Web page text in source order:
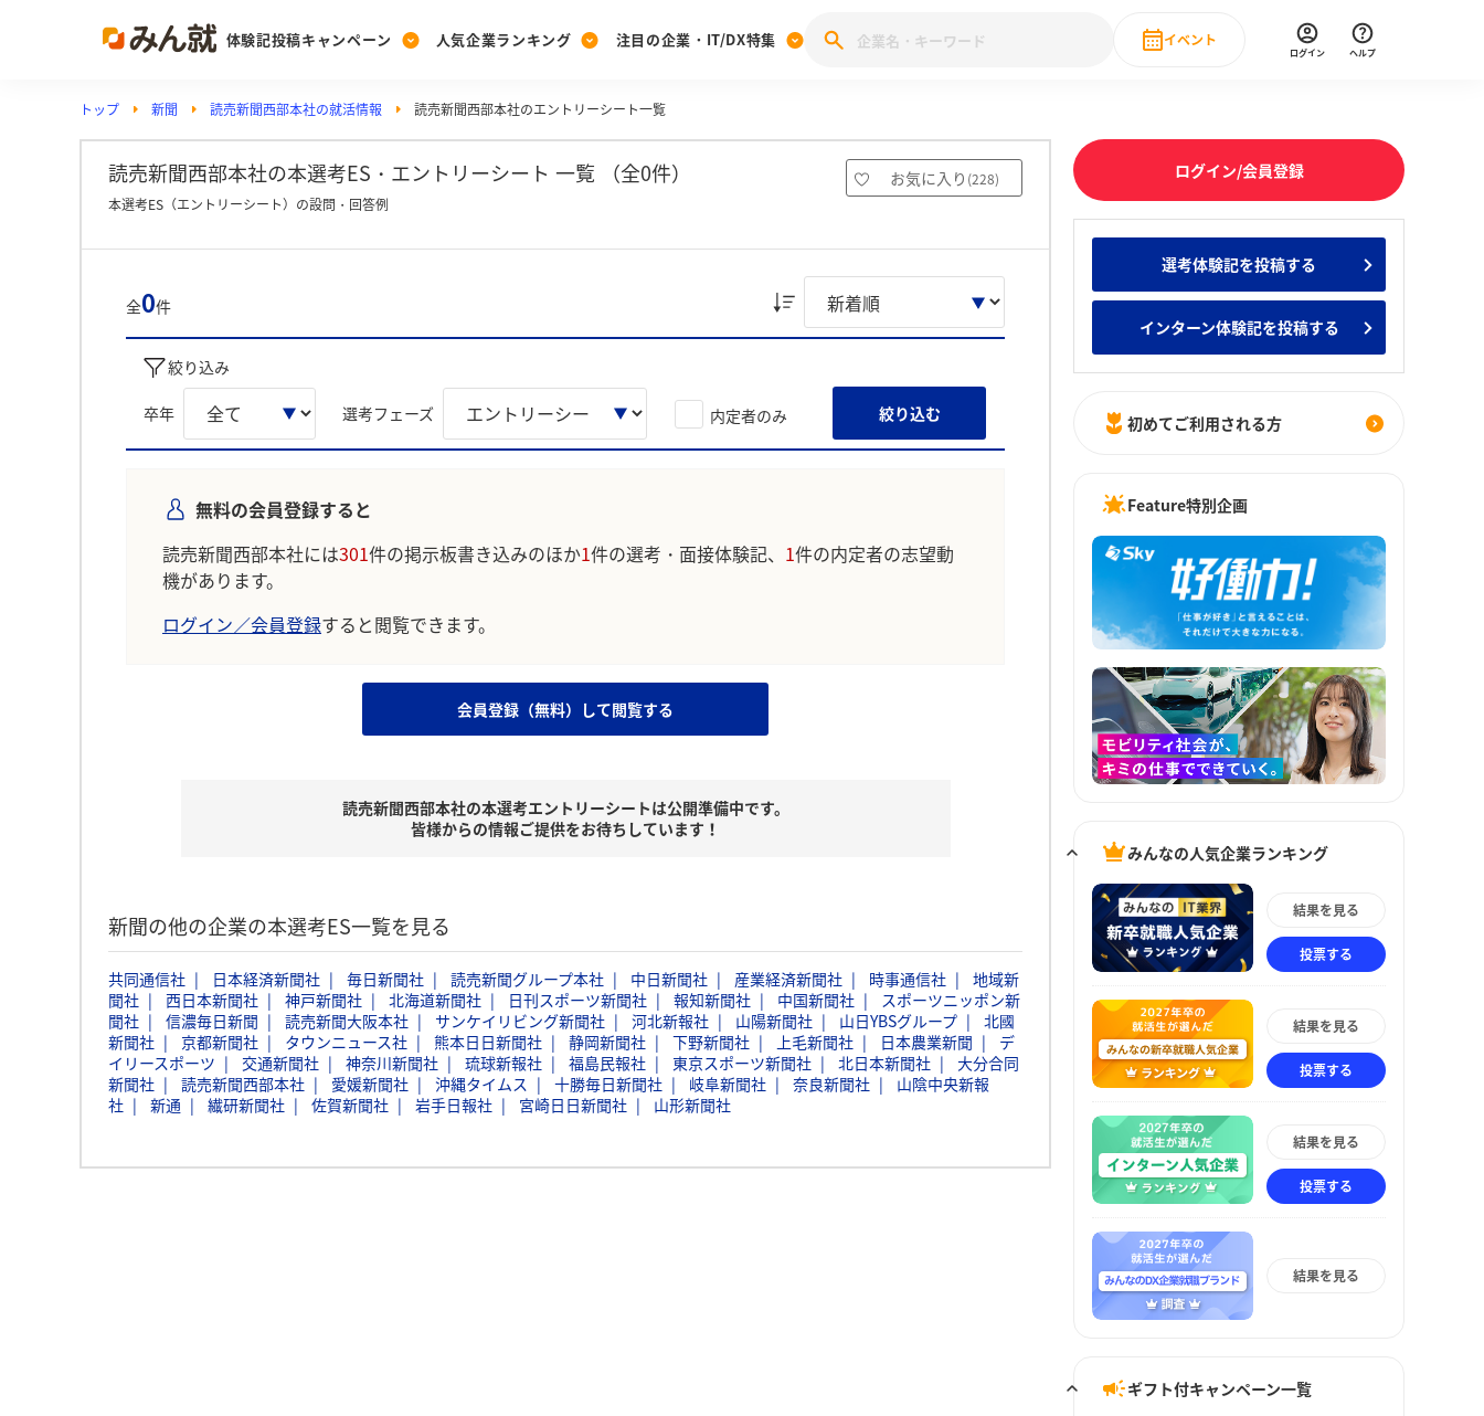
体験記投稿キャンペーン
Post
投稿する
[27卒] 本選考体験記投稿キャンペーン
人気企業ランキング
Ranking
ランキングを見る
みんなのDX企業就職ブランド調査
Vote みんなの新卒就職人気企業ランキング みんなのインターン人気企業ランキ
注目の企業・IT/DX特集
PickUp
注目の企業特集
28卒 IT・DX現場社員インタビュー
イベント
直近のイベント一覧
ログイン ヘルプ
トップ 新聞 読売新聞西部本社の就活情報 読売新聞西部本社のエントリーシート一覧
読売新聞西部本社の本選考ES・エントリーシート 一覧 （全0件） お気に入り (228)
本選考ES（エントリーシート）の設問・回答例
全0件
絞り込み
卒年 選考フェーズ 内定者のみ 絞り込む
無料の会員登録すると
読売新聞西部本社には301件の掲示板書き込みのほか1件の選考・面接体験記、 1件の内定者の志望動
機があります。
ログイン／会員登録すると閲覧できます。
会員登録（無料）して閲覧する
読売新聞西部本社の本選考エントリーシートは公開準備中です。
皆様からの情報ご提供をお待ちしています！
新聞の他の企業の本選考ES一覧を見る
共同通信社 日本経済新聞社 毎日新聞社 読売新聞グループ本社 中日新聞社 産業経済新聞社 時事通信社
地域新
聞社
西日本新聞社 神戸新聞社 北海道新聞社 日刊スポーツ新聞社 報知新聞社 中国新聞社
スポーツニッポン新
聞社
信濃毎日新聞 読売新聞大阪本社 サンケイリビング新聞社 河北新報社 山陽新聞社 山日YBSグループ
北國
新聞社
京都新聞社 タウンニュース社 熊本日日新聞社 静岡新聞社 下野新聞社 上毛新聞社 日本農業新聞
デ
イリースポーツ
交通新聞社 神奈川新聞社 琉球新報社 福島民報社 東京スポーツ新聞社 北日本新聞社
大分合同
新聞社
読売新聞西部本社 愛媛新聞社 沖縄タイムス 十勝毎日新聞社 岐阜新聞社 奈良新聞社
山陰中央新報
社
新通 繊研新聞社 佐賀新聞社 岩手日報社 宮崎日日新聞社 山形新聞社
ログイン/会員登録
選考体験記を投稿する
インターン体験記を投稿する
初めてご利用される方
Feature特別企画
みんなの人気企業ランキング
結果を見る
投票する
結果を見る
投票する
結果を見る
投票する
結果を見る
ギフト付キャンペーン一覧